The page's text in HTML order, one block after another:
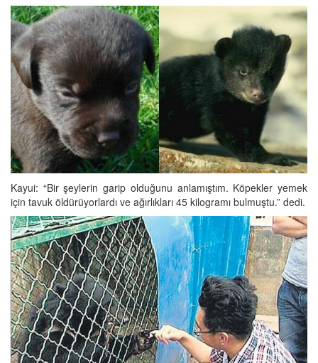
Kayui: “Bir şeylerin garip olduğunu anlamıştım. Köpekler yemek
için tavuk öldürüyorlardı ve ağırlıkları 45 kilogramı bulmuştu.” dedi.